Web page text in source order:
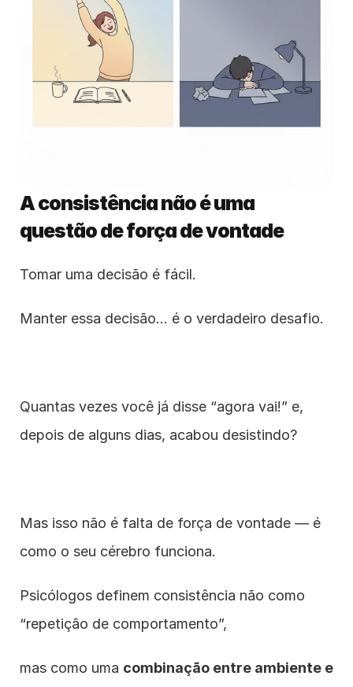
A consistência não é uma
questão de força de vontade
Tomar uma decisão é fácil.
Manter essa decisão… é o verdadeiro desafio.
Quantas vezes você já disse “agora vai!” e,
depois de alguns dias, acabou desistindo?
Mas isso não é falta de força de vontade — é
como o seu cérebro funciona.
Psicólogos definem consistência não como
“repetição de comportamento”,
mas como uma combinação entre ambiente e